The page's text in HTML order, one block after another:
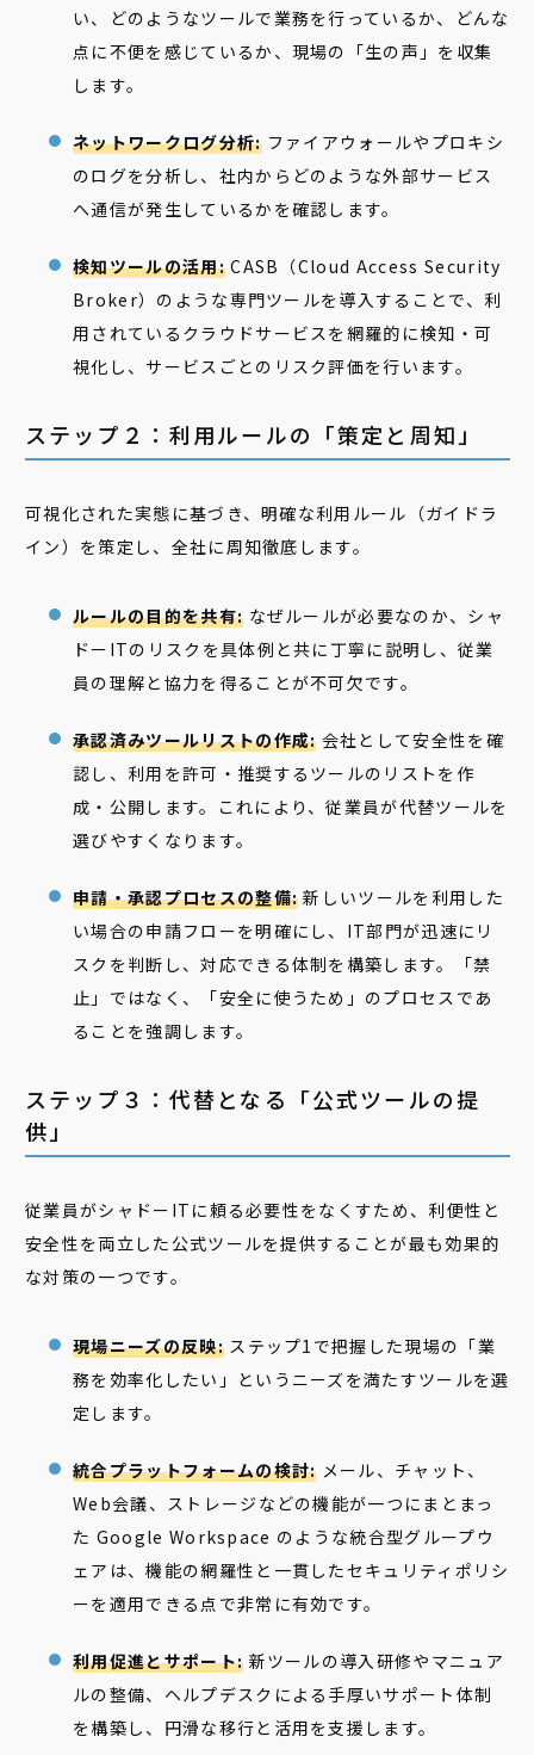
い、どのようなツールで業務を行っているか、どんな
点に不便を感じているか、現場の「生の声」を収集
します。
ネットワークログ分析:ファイアウォールやプロキシ
のログを分析し、社内からどのような外部サービス
へ通信が発生しているかを確認します。
検知ツールの活用:CASB（Cloud Access Security
Broker）のような専門ツールを導入することで、利
用されているクラウドサービスを網羅的に検知・可
視化し、サービスごとのリスク評価を行います。
ステップ２：利用ルールの「策定と周知」
可視化された実態に基づき、明確な利用ルール（ガイドラ
イン）を策定し、全社に周知徹底します。
ルールの目的を共有: なぜルールが必要なのか、シャ
ドーITのリスクを具体例と共に丁寧に説明し、従業
員の理解と協力を得ることが不可欠です。
承認済みツールリストの作成: 会社として安全性を確
認し、利用を許可・推奨するツールのリストを作
成・公開します。これにより、従業員が代替ツールを
選びやすくなります。
申請・承認プロセスの整備: 新しいツールを利用した
い場合の申請フローを明確にし、IT部門が迅速にリ
スクを判断し、対応できる体制を構築します。「禁
止」ではなく、「安全に使うため」のプロセスであ
ることを強調します。
ステップ３：代替となる「公式ツールの提
供」
従業員がシャドーITに頼る必要性をなくすため、利便性と
安全性を両立した公式ツールを提供することが最も効果的
な対策の一つです。
現場ニーズの反映:ステップ1で把握した現場の「業
務を効率化したい」というニーズを満たすツールを選
定します。
統合プラットフォームの検討: メール、チャット、
Web会議、ストレージなどの機能が一つにまとまっ
た Google Workspace のような統合型グループウ
ェアは、機能の網羅性と一貫したセキュリティポリシ
ーを適用できる点で非常に有効です。
利用促進とサポート: 新ツールの導入研修やマニュア
ルの整備、ヘルプデスクによる手厚いサポート体制
を構築し、円滑な移行と活用を支援します。